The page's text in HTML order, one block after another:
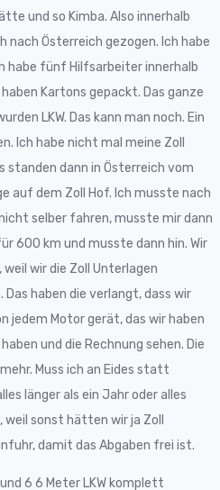
und so Kimba. Also innerhalb
nach Österreich gezogen. Ich habe
habe fünf Hilfsarbeiter innerhalb
Kartons gepackt. Das ganze
LKW. Das kann man noch. Ein
Ich habe nicht mal meine Zoll
standen dann in Österreich vom
auf dem Zoll Hof. Ich musste nach
selber fahren, musste mir dann
600 km und musste dann hin. Wir
wir die Zoll Unterlagen
haben die verlangt, dass wir
jedem Motor gerät, das wir haben
und die Rechnung sehen. Die
Muss ich an Eides statt
länger als ein Jahr oder alles
weil sonst hätten wir ja Zoll
damit das Abgaben frei ist.
6 6 Meter LKW komplett